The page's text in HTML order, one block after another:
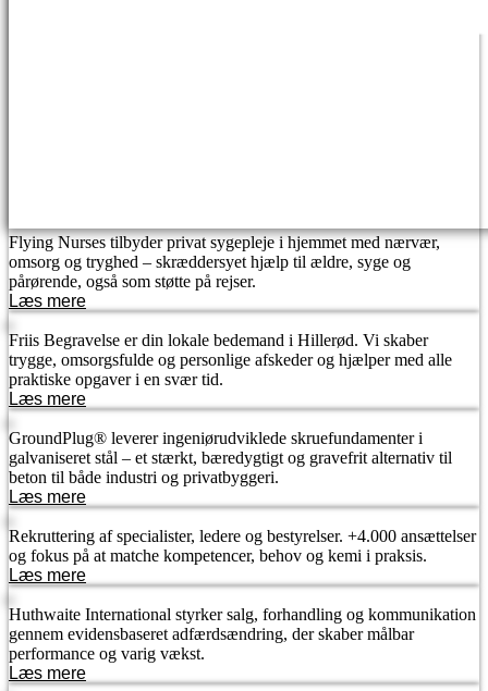
Flying Nurses tilbyder privat sygepleje i hjemmet med nærvær,
omsorg og tryghed – skræddersyet hjælp til ældre, syge og
pårørende, også som støtte på rejser.
Læs mere
Friis Begravelse er din lokale bedemand i Hillerød. Vi skaber
trygge, omsorgsfulde og personlige afskeder og hjælper med alle
praktiske opgaver i en svær tid.
Læs mere
GroundPlug® leverer ingeniørudviklede skruefundamenter i
galvaniseret stål – et stærkt, bæredygtigt og gravefrit alternativ til
beton til både industri og privatbyggeri.
Læs mere
Rekruttering af specialister, ledere og bestyrelser. +4.000 ansættelser
og fokus på at matche kompetencer, behov og kemi i praksis.
Læs mere
Huthwaite International styrker salg, forhandling og kommunikation
gennem evidensbaseret adfærdsændring, der skaber målbar
performance og varig vækst.
Læs mere